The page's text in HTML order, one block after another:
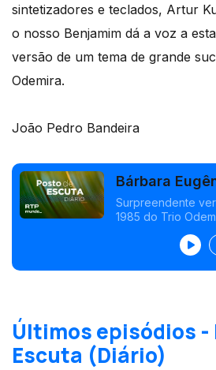
sintetizadores e teclados, Artur
o nosso Benjamim dá a voz a
versão de um tema de grande
Odemira.
João Pedro Bandeira
Bárbara
Benjamim -
Surpreendente
1985 do Trio
"The Return of
com o português
Últimos episódios -
Escuta (Diário)